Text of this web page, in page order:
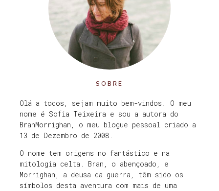
SOBRE
Olá a todos, sejam muito bem-vindos! O meu
nome é Sofia Teixeira e sou a autora do
BranMorrighan, o meu blogue pessoal criado a
13 de Dezembro de 2008.
O nome tem origens no fantástico e na
mitologia celta. Bran, o abençoado, e
Morrighan, a deusa da guerra, têm sido os
símbolos desta aventura com mais de uma